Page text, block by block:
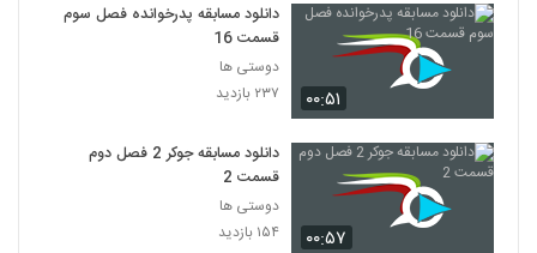
۰۰:۵۱
دانلود مسابقه پدرخوانده فصل سوم
قسمت 16
دوستی ها
۲۳۷ بازدید
۰۰:۵۷
دانلود مسابقه جوکر 2 فصل دوم
قسمت 2
دوستی ها
۱۵۴ بازدید